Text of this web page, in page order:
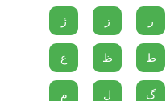
ر ز ژ
ط ظ ع
گ ل م